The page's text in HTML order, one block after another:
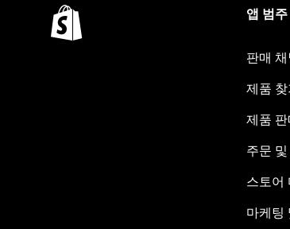
앱 범주
판매 채
제품 찾
제품 판
주문
스토어
마케팅